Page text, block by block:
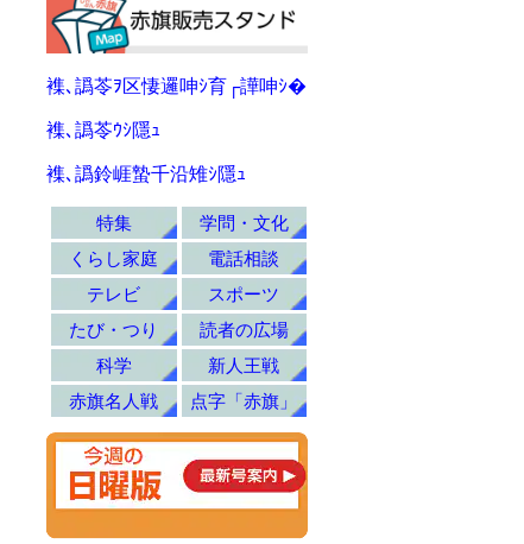
襍､譌苓ｦ区悽邏呻ｼ育┌譁呻ｼ�
襍､譌苓ｳｼ隱ｭ
襍､譌鈴崕蟄千沿雉ｼ隱ｭ
特集
学問・文化
くらし家庭
電話相談
テレビ
スポーツ
たび・つり
読者の広場
科学
新人王戦
赤旗名人戦
点字「赤旗」